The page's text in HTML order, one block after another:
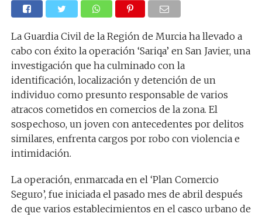
La Guardia Civil de la Región de Murcia ha llevado a
cabo con éxito la operación ‘Sariqa’ en San Javier, una
investigación que ha culminado con la
identificación, localización y detención de un
individuo como presunto responsable de varios
atracos cometidos en comercios de la zona. El
sospechoso, un joven con antecedentes por delitos
similares, enfrenta cargos por robo con violencia e
intimidación.
La operación, enmarcada en el ‘Plan Comercio
Seguro’, fue iniciada el pasado mes de abril después
de que varios establecimientos en el casco urbano de